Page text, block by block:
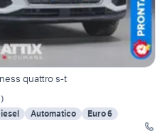
quattro s-t
)
Automatico
Euro 6